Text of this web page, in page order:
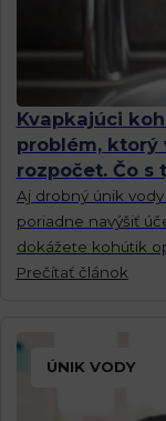
Kvapkajúci
problém, ktorý
rozpočet. Čo s
Aj drobný únik
poriadne navýšiť
dokážete kohútik
hľadať problém.
Prečítať článok
ÚNIK VODY